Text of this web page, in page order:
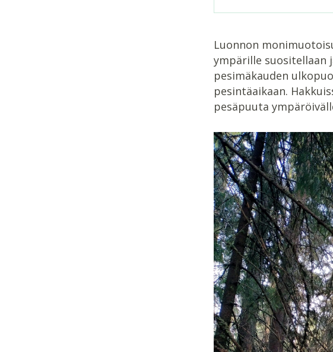
Luonnon
ympärille suositellaan
pesimäkauden
pesintäaikaan.
pesäpuuta